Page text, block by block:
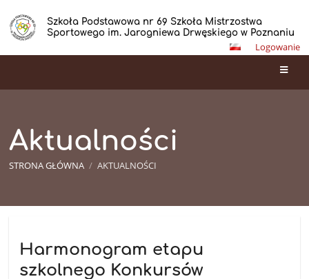
Szkoła Podstawowa nr 69 Szkoła Mistrzostwa
Sportowego im. Jarogniewa Drwęskiego w Poznaniu
Logowanie
Aktualności
STRONA GŁÓWNA / AKTUALNOŚCI
Harmonogram etapu
szkolnego Konkursów